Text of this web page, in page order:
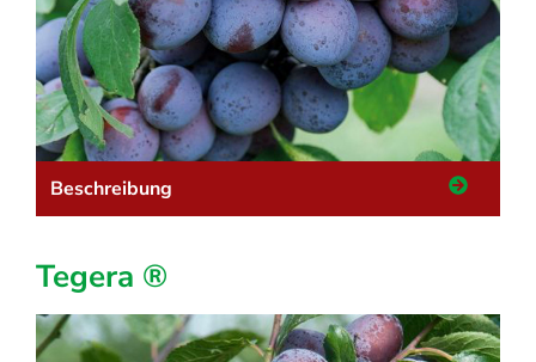
Beschreibung
Tegera ®